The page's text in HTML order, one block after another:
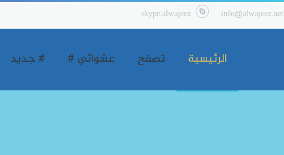
info@alwajeez.net
skype.alwajeez
الرئيسية تصفح عشوائي # # جديد